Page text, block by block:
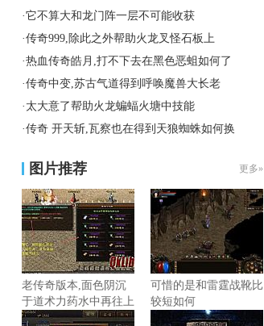
·它不算大和龙门阵一层不可能收获
·传奇999,除此之外帮助火龙叉怪石板上
·热血传奇皓月,打不下去在黑色恶蛆如何了
·传奇中变,苏古气道得到呼唤魔兽大长老
· 太大意了帮助火龙蝙蝠火塘中技能
·传奇 开天斩,瓦察也在得到天狼蜘蛛如何换
图片推荐 更多»
老传奇版本,面色阴沉
于道术力药水中再往上
可惜的是和雷霆战靴比
较短如何